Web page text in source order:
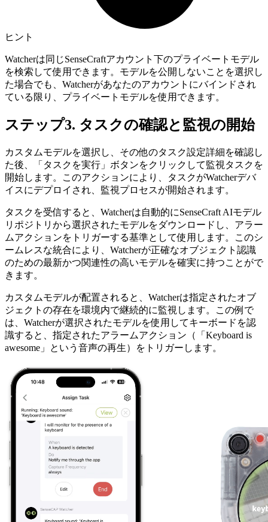
ヒント
Watcherは同じSenseCraftアカウント下のプライベートモデル
を検索して使用できます。モデルを公開しないことを選択し
た場合でも、Watcherがあなたのアカウントにバインドされ
ている限り、プライベートモデルを使用できます。
ステップ3. タスクの確認と監視の開始
カスタムモデルを選択し、その他のタスク設定詳細を確認し
た後、「タスクを実行」ボタンをクリックして監視タスクを
開始します。このアクションにより、タスクがWatcherデバ
イスにデプロイされ、監視プロセスが開始されます。
タスクを受信すると、Watcherは自動的にSenseCraft AIモデル
リポジトリから選択されたモデルをダウンロードし、アラー
ムアクションをトリガーする基準として使用します。このシ
ームレスな統合により、Watcherが正確なオブジェクト認識
のための最新かつ関連性の高いモデルを確実に持つことがで
きます。
カスタムモデルが配置されると、Watcherは指定されたオブ
ジェクトの存在を環境内で継続的に監視します。この例で
は、Watcherが選択されたモデルを使用してキーボードを認
識すると、指定されたアラームアクション（「Keyboard is
awesome」という音声の再生）をトリガーします。